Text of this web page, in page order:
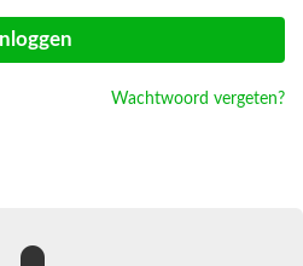
Wachtwoord vergeten?